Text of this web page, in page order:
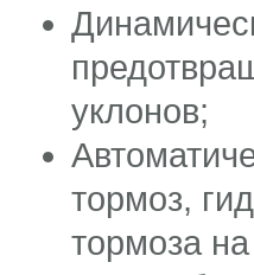
уклонов;
тормоз,
тормоза